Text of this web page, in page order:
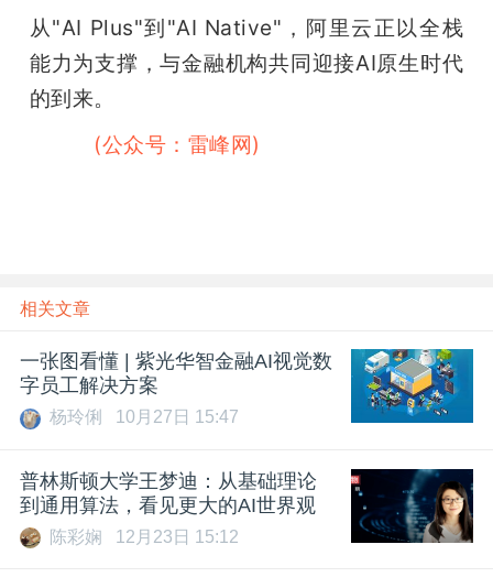
从"AI Plus"到"AI Native"，阿里云正以全栈
能力为支撑，与金融机构共同迎接AI原生时代
的到来。
(公众号：雷峰网)
相关文章
一张图看懂 | 紫光华智金融AI视觉数
字员工解决方案
杨玲俐 10月27日 15:47
普林斯顿大学王梦迪：从基础理论
到通用算法，看见更大的AI世界观
陈彩娴 12月23日 15:12